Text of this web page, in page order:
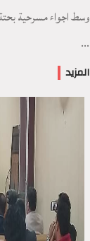
وسط اجواء مسرحية
...
المزيد